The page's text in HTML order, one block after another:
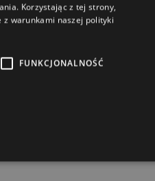
Korzystając z tej strony,
z warunkami naszej polityki
FUNKCJONALNOŚĆ